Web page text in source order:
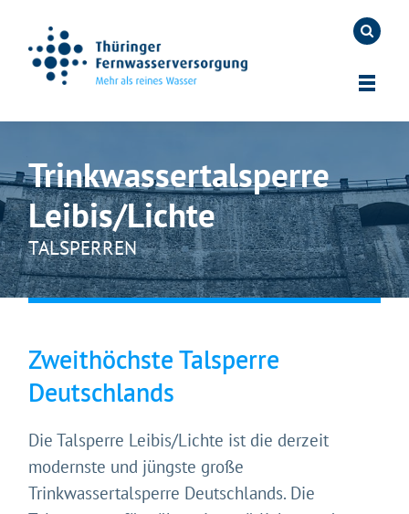
Trinkwassertalsperre
Leibis/Lichte
TALSPERREN
Zweithöchste Talsperre
Deutschlands
Die Talsperre Leibis/Lichte ist die derzeit
modernste und jüngste große
Trinkwassertalsperre Deutschlands. Die